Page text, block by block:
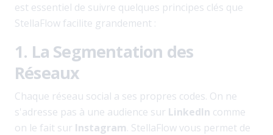
est essentiel de suivre quelques principes clés que
StellaFlow facilite grandement :
1. La Segmentation des
Réseaux
Chaque réseau social a ses propres codes. On ne
s'adresse pas à une audience sur LinkedIn comme
on le fait sur Instagram. StellaFlow vous permet de